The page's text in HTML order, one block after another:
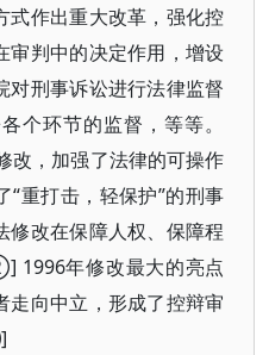
式作出重大改革，强化控
审判中的决定作用，增设
对刑事诉讼进行法律监督
个环节的监督，等等。
，加强了法律的可操作
“重打击，轻保护”的刑事
修改在保障人权、保障程
1996年修改最大的亮点
走向中立，形成了控辩审